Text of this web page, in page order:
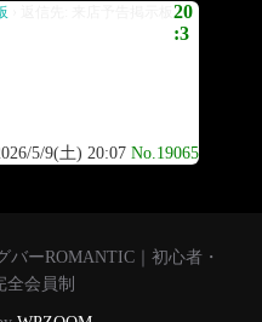
返信先: 来店予告掲示板20
:3
5/9(土) 20:07 No.19065
バーROMANTIC｜初心者・
全会員制